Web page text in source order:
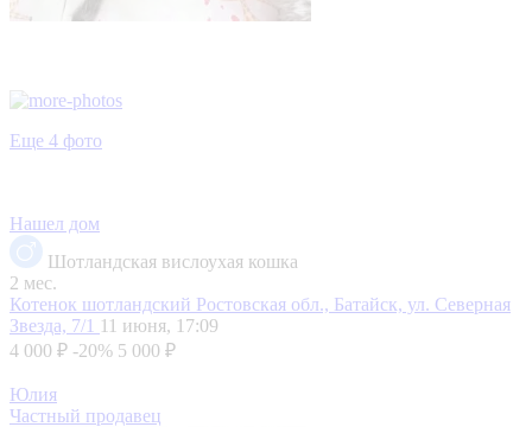
Еще 4 фото
Нашел дом
Шотландская вислоухая кошка
2 мес.
Котенок шотландский Ростовская обл., Батайск, ул. Северная
Звезда, 7/1 11 июня, 17:09
4 000 ₽ -20% 5 000 ₽
Юлия
Частный продавец